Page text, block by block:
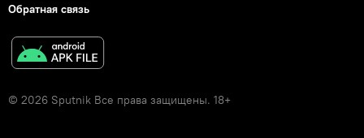
Обратная связь
© 2026 Sputnik Все права защищены. 18+